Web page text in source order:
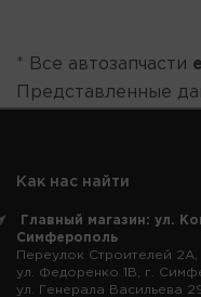
* Все автозапчасти
Представленные
Как нас найти
Главный магазин: ул.
Симферополь
Переулок Строителей
ул. Федоренко 1В, г.
ул. Генерала Васильева